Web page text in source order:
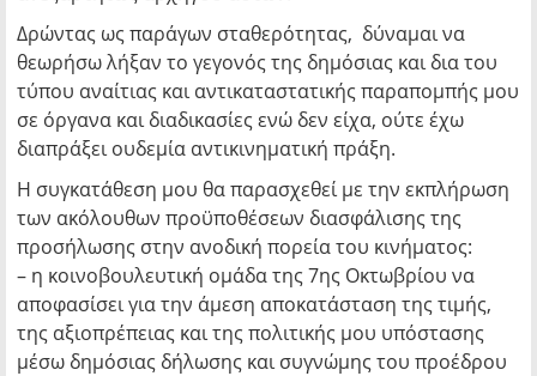
Δρώντας ως παράγων σταθερότητας, δύναμαι να
θεωρήσω λήξαν το γεγονός της δημόσιας και δια του
τύπου αναίτιας και αντικαταστατικής παραπομπής μου
σε όργανα και διαδικασίες ενώ δεν είχα, ούτε έχω
διαπράξει ουδεμία αντικινηματική πράξη.
Η συγκατάθεση μου θα παρασχεθεί με την εκπλήρωση
των ακόλουθων προϋποθέσεων διασφάλισης της
προσήλωσης στην ανοδική πορεία του κινήματος:
– η κοινοβουλευτική ομάδα της 7ης Οκτωβρίου να
αποφασίσει για την άμεση αποκατάσταση της τιμής,
της αξιοπρέπειας και της πολιτικής μου υπόστασης
μέσω δημόσιας δήλωσης και συγνώμης του προέδρου